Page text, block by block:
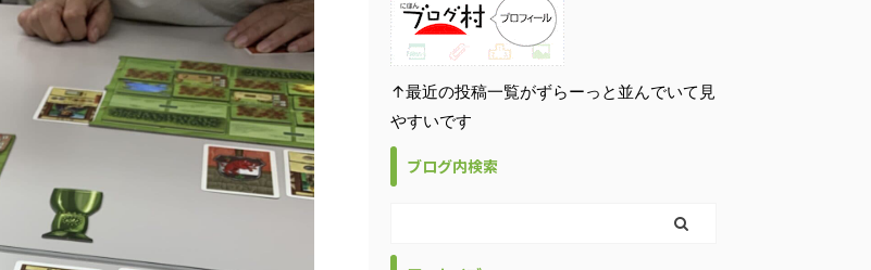
↑最近の投稿一覧がずらーっと並んでいて見
やすいです
ブログ内検索